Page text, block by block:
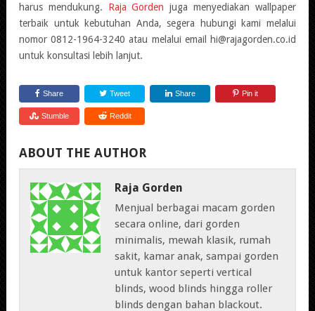
harus mendukung. Raja Gorden juga menyediakan wallpaper
terbaik untuk kebutuhan Anda, segera hubungi kami melalui
nomor 0812-1964-3240 atau melalui email hi@rajagorden.co.id
untuk konsultasi lebih lanjut.
Share Tweet Share Pin it
Stumble Reddit
ABOUT THE AUTHOR
Raja Gorden
Menjual berbagai macam gorden
secara online, dari gorden
minimalis, mewah klasik, rumah
sakit, kamar anak, sampai gorden
untuk kantor seperti vertical
blinds, wood blinds hingga roller
blinds dengan bahan blackout.